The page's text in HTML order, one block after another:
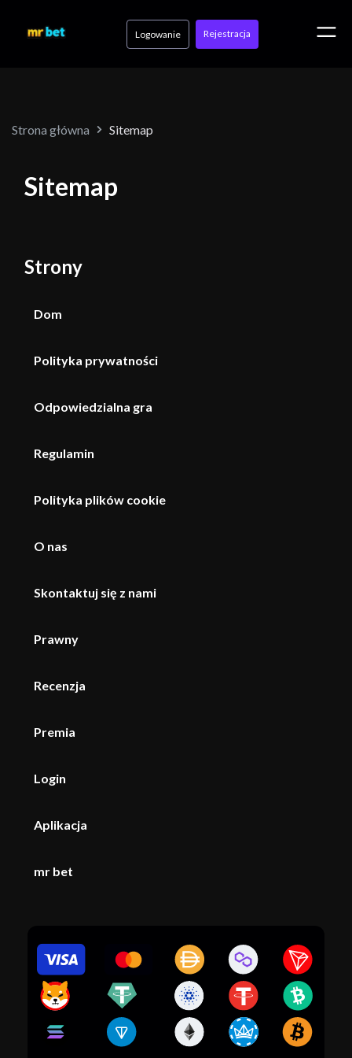
Logowanie Rejestracja
Strona główna Sitemap
Sitemap
Strony
Dom
Polityka prywatności
Odpowiedzialna gra
Regulamin
Polityka plików cookie
O nas
Skontaktuj się z nami
Prawny
Recenzja
Premia
Login
Aplikacja
mr bet